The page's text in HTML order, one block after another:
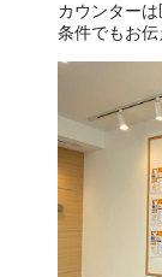
カウンター
条件でもお伝